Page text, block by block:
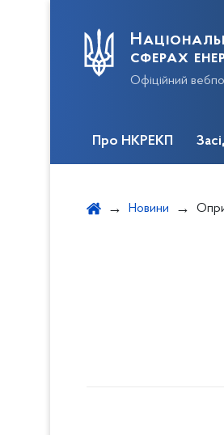
сферах
Офіційний
Про НКРЕКП
Новини